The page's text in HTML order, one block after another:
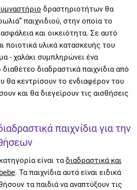
δραστηριοτήτων θα
παιχνιδιού, στην οποία το
και οικειότητα. Σε αυτό
ποιοτικά υλικά κατασκευής του
- χαλάκι συμπληρώνει ένα
διαδραστικά παιχνίδια από
θα κεντρίσουν το ενδιαφέρον του
και θα διεγείρουν τις αισθήσεις
παιχνίδια για την
είναι τα διαδραστικά και
. Τα παιχνίδια αυτά είναι ειδικά
τα παιδιά να αναπτύξουν τις